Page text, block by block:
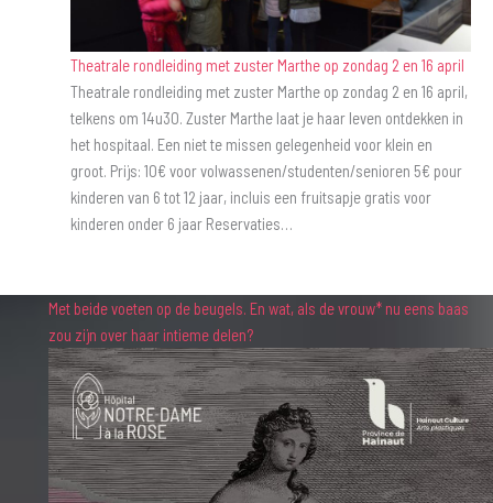
Theatrale rondleiding met zuster Marthe op zondag 2 en 16 april
Theatrale rondleiding met zuster Marthe op zondag 2 en 16 april,
telkens om 14u30. Zuster Marthe laat je haar leven ontdekken in
het hospitaal. Een niet te missen gelegenheid voor klein en
groot. Prijs: 10€ voor volwassenen/studenten/senioren 5€ pour
kinderen van 6 tot 12 jaar, incluis een fruitsapje gratis voor
kinderen onder 6 jaar Reservaties…
Met beide voeten op de beugels. En wat, als de vrouw* nu eens baas
zou zijn over haar intieme delen?